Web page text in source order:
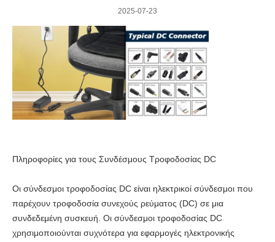
2025-07-23
Πληροφορίες για τους Συνδέσμους Τροφοδοσίας DC
Οι σύνδεσμοι τροφοδοσίας DC είναι ηλεκτρικοί σύνδεσμοι που
παρέχουν τροφοδοσία συνεχούς ρεύματος (DC) σε μια
συνδεδεμένη συσκευή. Οι σύνδεσμοι τροφοδοσίας DC
χρησιμοποιούνται συχνότερα για εφαρμογές ηλεκτρονικής